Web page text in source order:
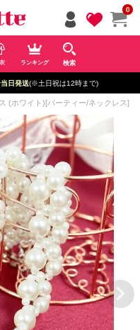
0
ランキング 検索
当日発送(※土日祝は12時まで)
(ホワイト)[パーティー/ネックレス]
ペー
ジト
ップ